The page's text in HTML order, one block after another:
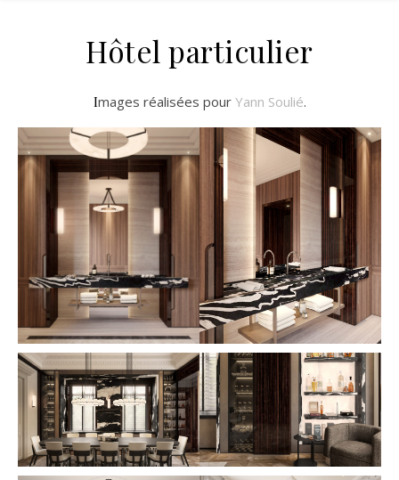
Hôtel particulier
Images réalisées pour Yann Soulié.